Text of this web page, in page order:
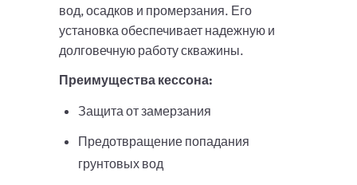
вод, осадков и промерзания. Его
установка обеспечивает надежную и
долговечную работу скважины.
Преимущества кессона:
Защита от замерзания
Предотвращение попадания
грунтовых вод